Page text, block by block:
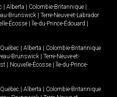
Alberta Colombie-Britannique
Brunswick
Terre-Neuve-et-Labrador
Écosse Île-du-Prince-Édouard
Québec Alberta
Colombie-Britannique
Brunswick
Terre-Neuve-et-
Nouvelle-Écosse
Île-du-Prince-
Québec Alberta
Colombie-Britannique